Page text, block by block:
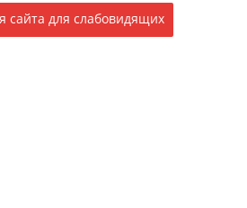
сайта для слабовидящих